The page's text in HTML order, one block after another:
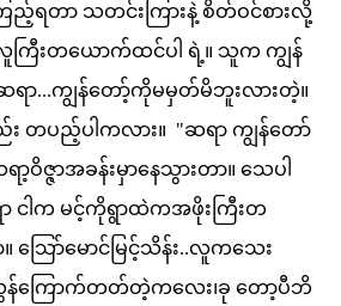
ည့်ရတာ သတင်းကြားနဲ့ စိတ်ဝင်စားလို့
ကြီးတယောက်ထင်ပါ ရဲ့။ သူက ကျွန်
ရာ...ကျွန်တော့်ကိုမမှတ်မိဘူးလားတဲ့။
း တပည့်ပါကလား။ "ဆရာ ကျွန်တော်
ဝိဇ္ဇာအခန်းမှာနေသွားတာ။ သေပါ
ာ ငါက မင့်ကိုရွာထဲကအဖိုးကြီးတ
ြော်မောင်မြင့်သိန်း..လူကသေး
ြောက်တတ်တဲ့ကလေး၊ခု တော့ပီဘိ